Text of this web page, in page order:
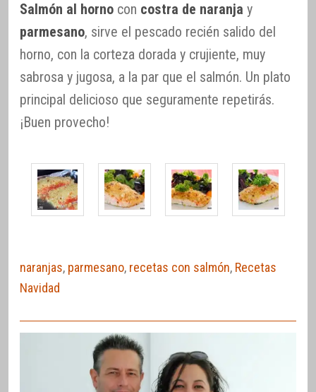
Salmón al horno con costra de naranja y
parmesano, sirve el pescado recién salido del
horno, con la corteza dorada y crujiente, muy
sabrosa y jugosa, a la par que el salmón. Un plato
principal delicioso que seguramente repetirás.
¡Buen provecho!
naranjas, parmesano, recetas con salmón, Recetas
Navidad